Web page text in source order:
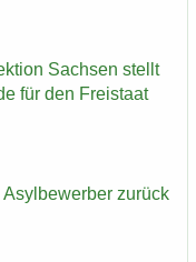
Sach­sen stellt
für den Frei­staat
zu­rück